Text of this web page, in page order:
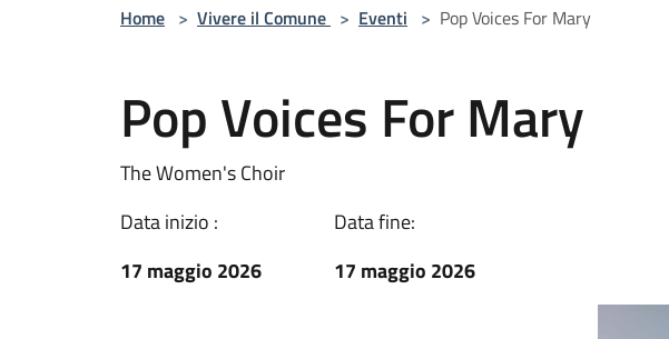
Home > Vivere il Comune > Eventi > Pop Voices For Mary
Pop Voices For Mary
The Women's Choir
Data inizio :
17 maggio 2026
Data fine:
17 maggio 2026